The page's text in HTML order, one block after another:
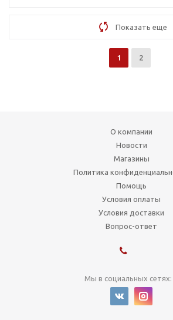
Показать еще
1 2
О компании
Новости
Магазины
Политика
Помощь
Условия оплаты
Условия доставки
Вопрос-ответ
Мы в социальных сетях: